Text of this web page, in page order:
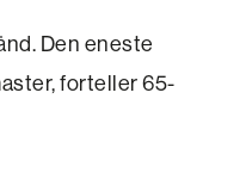
Den eneste
forteller 65-